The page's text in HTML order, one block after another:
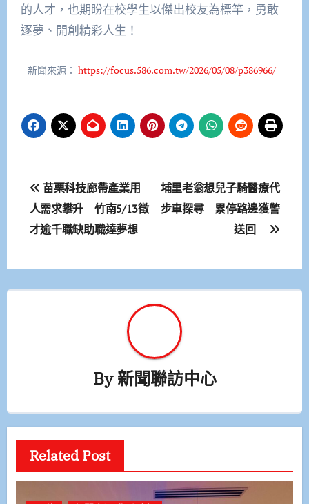
的人才，也期盼在校學生以傑出校友為標竿，勇敢
逐夢、開創精彩人生！
新聞來源： https://focus.586.com.tw/2026/05/08/p386966/
文
章
導
覽
苗栗科技廊帶產業用
人需求攀升 竹南5/13徵
才逾千職缺助職達夢想
埔里老翁想兒子騎醫療代
步車探尋 累停路邊獲警
送回
By新聞聯訪中心
Related Post